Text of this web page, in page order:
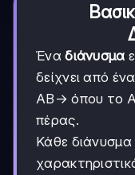
Έναδιάνυσμα
δείχνει από
ΑΒ→ όπου το Α
πέρας.
Κάθε διάνυσμα